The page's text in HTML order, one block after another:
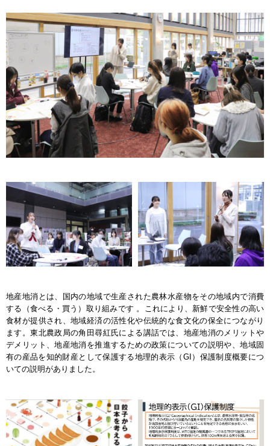
地産地消とは、国内の地域で生産された農林水産物をその地域内で消費
する（食べる・買う）取り組みです 。これにより、新鮮で安全性の高い
食材が提供され、地域経済の活性化や伝統的な食文化の保全につながり
ます。東北農政局の角田尋紅氏による講話では、地産地消のメリットや
デメリット、地産地消を推進するための政策についての説明や、地域固
有の産品を知的財産として保護する地理的表示（GI）保護制度概要につ
いての説明がありました。